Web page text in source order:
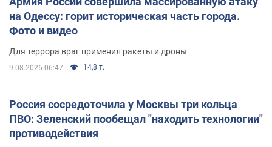
на Одессу: горит историческая часть города.
Фото и видео
Для террора враг применил ракеты и дроны
9.08.2026 06:47 14,8 т.
Россия сосредоточила у Москвы три кольца
ПВО: Зеленский пообещал "находить технологии"
противодействия